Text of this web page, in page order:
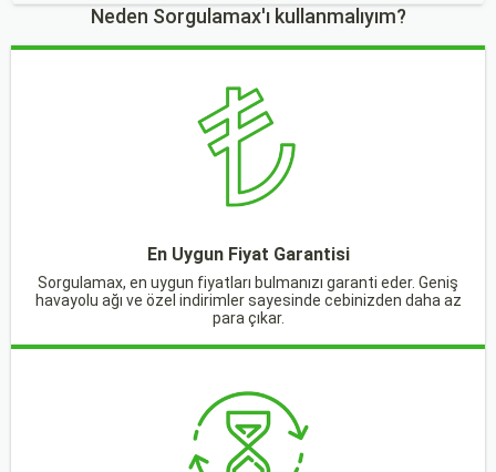
Neden Sorgulamax'ı kullanmalıyım?
En Uygun Fiyat Garantisi
Sorgulamax, en uygun fiyatları bulmanızı garanti eder. Geniş
havayolu ağı ve özel indirimler sayesinde cebinizden daha az
para çıkar.